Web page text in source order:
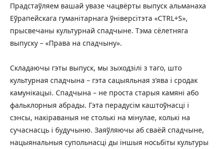
Прадстаўляем вашай увазе чацвёрты выпуск альманаха
Еўрапейскага гуманітарнага ўніверсітэта «CTRL+S»,
прысвечаны культурнай спадчыне. Тэма сёлетняга
выпуску – «Права на спадчыну».
Складаючы гэты выпуск, мы зыходзілі з таго, што
культурная спадчына – гэта сацыяльная з’ява і сродак
камунікацыі. Спадчына – не проста старыя камяні або
фальклорныя абрады. Гэта перадусім каштоўнасці і
сэнсы, накіраваныя не столькі на мінулае, колькі на
сучаснасць і будучыню. Заяўляючы аб сваёй спадчыне,
нацыянальныя супольнасці ды іншыя носьбіты культуры